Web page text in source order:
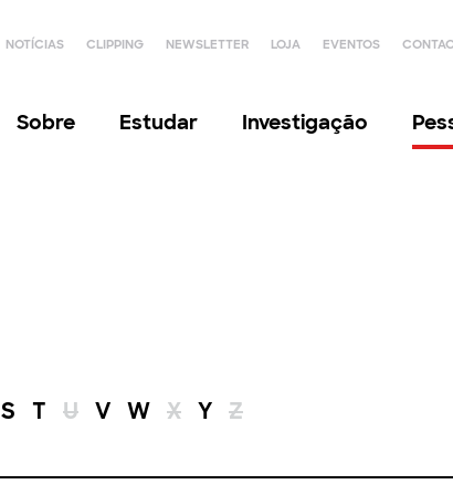
NOTÍCIAS CLIPPING NEWSLETTER LOJA EVENTOS
Sobre Estudar Investigação
S T U V W X Y Z